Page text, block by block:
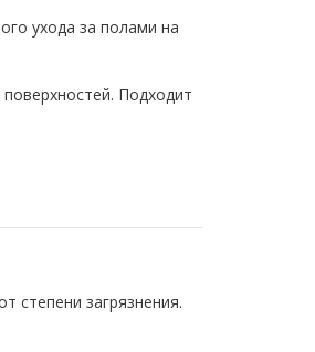
ухода за полами на
Подходит
степени загрязнения.